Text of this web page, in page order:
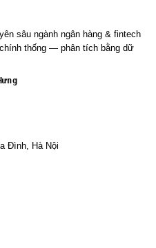
sâu ngành ngân hàng & fintech
thống — phân tích bằng dữ
Đình, Hà Nội